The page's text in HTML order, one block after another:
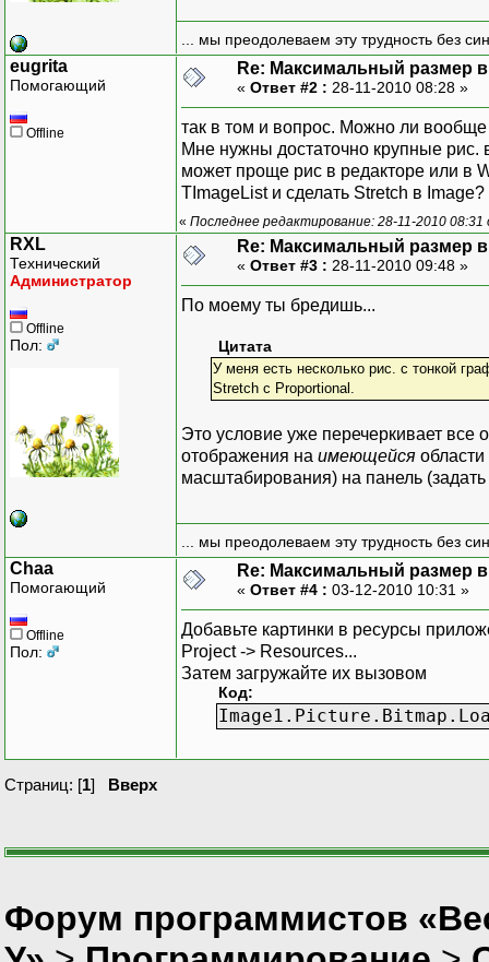
... мы преодолеваем эту трудность без
eugrita
Помогающий
Offline
Re: Максимальный размер
« Ответ #2 : 28-11-2010 08:28 »
так в том и вопрос. Можно ли
Мне нужны достаточно крупные рис.
может проще рис в редакторе или в
TImageList и сделать Stretch в Image?
« Последнее редактирование: 28-11-2010 08:31
RXL
Технический
Администратор
Offline
Пол:
Re: Максимальный размер
« Ответ #3 : 28-11-2010 09:48 »
По моему ты бредишь...
Цитата
У меня есть несколько рис. с тонкой
Stretch с Proportional.
Это условие уже перечеркивает
отображения на имеющейся
масштабирования) на панель
... мы преодолеваем эту трудность без
Chaa
Помогающий
Offline
Пол:
Re: Максимальный размер
« Ответ #4 : 03-12-2010 10:31 »
Добавьте картинки в ресурсы
Project -> Resources...
Затем загружайте их вызовом
Код:
Страниц: [1] Вверх
Форум программистов